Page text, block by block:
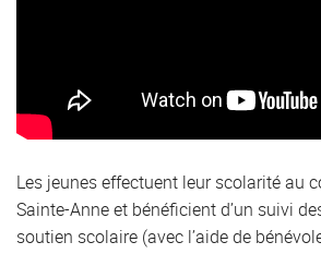
Les jeunes effectuent leur scolarité au
Sainte-Anne et bénéficient d’un suivi
soutien scolaire (avec l’aide de